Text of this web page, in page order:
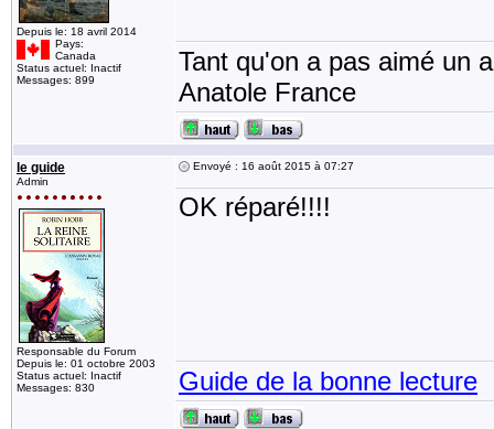
Depuis le: 18 avril 2014
Pays:
Canada
Status actuel: Inactif
Messages: 899
Tant qu'on a pas aimé un
Anatole France
le guide
Admin
Responsable du Forum
Depuis le: 01 octobre 2003
Status actuel: Inactif
Messages: 830
Envoyé : 16 août 2015 à 07:27
OK réparé!!!!
Guide de la bonne lecture